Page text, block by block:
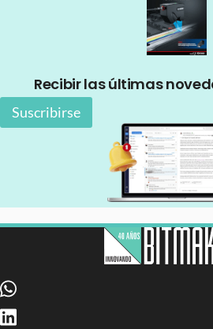
Recibir las últimas
Suscribirse